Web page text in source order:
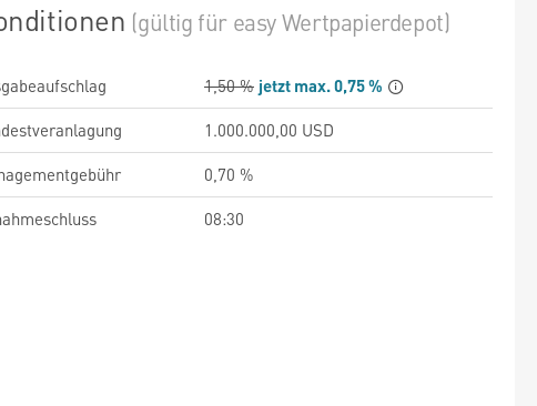
(gültig für easy Wertpapierdepot)
1,50 % jetzt max. 0,75 %
1.000.000,00 USD
0,70 %
08:30